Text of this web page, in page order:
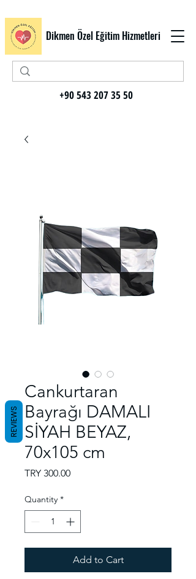
Dikmen Özel Eğitim Hizmetleri
+90 543 207 35 50
Cankurtaran
Bayrağı DAMALI
SİYAH BEYAZ,
70x105 cm
TRY 300.00Price
Quantity *
Add to Cart
REVIEWS